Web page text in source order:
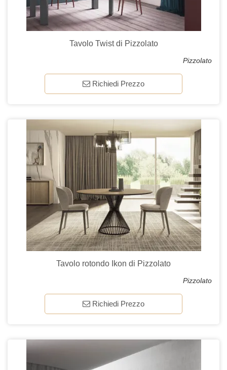
Tavolo Twist di Pizzolato
Pizzolato
Richiedi Prezzo
Tavolo rotondo Ikon di Pizzolato
Pizzolato
Richiedi Prezzo